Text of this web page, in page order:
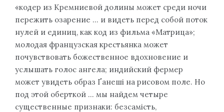
«кодер из Кремниевой долины может среди ночи
пережить озарение … и видеть перед собой поток
нулей и единиц, как код из фильма «Матрица»;
молодая французская крестьянка может
почувствовать божественное вдохновение и
услышать голос ангела; индийский фермер
может увидеть образ Ґанеші на рисовом поле. Но
под этой оберткой … мы найдем четыре
существенные признаки: безсамість,